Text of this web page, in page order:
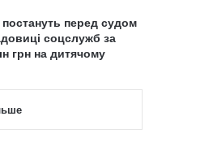
перед судом
соцслужб за
грн на дитячому